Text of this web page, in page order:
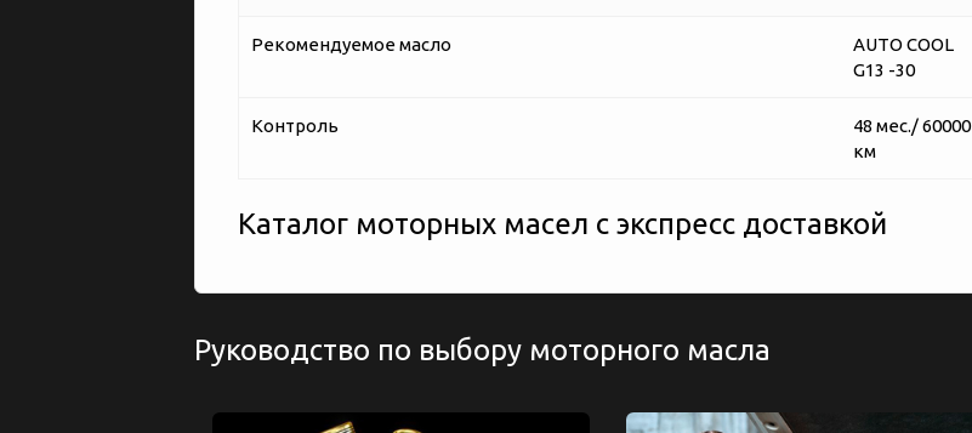
Рекомендуемое масло
AUTO COOL
G13 -30
Контроль
48 мес./ 60000
км
Каталог моторных масел с экспресс доставкой
Руководство по выбору моторного масла